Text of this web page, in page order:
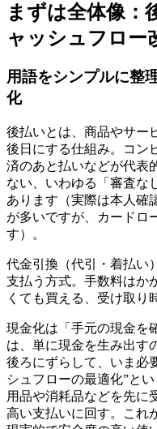
まずは全体像：
ャッシュフロー
用語をシンプルに整
化
後払いとは、商品やサー
後日にする仕組み。コン
済のあと払いなどが代表
ない、いわゆる「審査な
あります（実際は本人確
が多いですが、カードロ
す）。
代金引換（代引・着払い
支払う方式。手数料はか
くても買える、受け取り
現金化は「手元の現金を
は、単に現金を生み出す
後ろにずらして、いま必
シュフローの最適化”と
用品や消耗品などを先に
高い支払いに回す。これ